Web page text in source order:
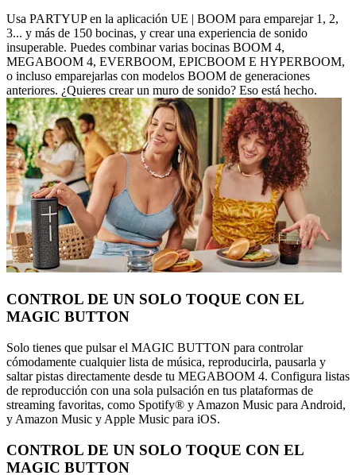
Usa PARTYUP en la aplicación UE | BOOM para emparejar 1, 2,
3... y más de 150 bocinas, y crear una experiencia de sonido
insuperable. Puedes combinar varias bocinas BOOM 4,
MEGABOOM 4, EVERBOOM, EPICBOOM E HYPERBOOM,
o incluso emparejarlas con modelos BOOM de generaciones
anteriores. ¿Quieres crear un muro de sonido? Eso está hecho.
CONTROL DE UN SOLO TOQUE CON EL
MAGIC BUTTON
Solo tienes que pulsar el MAGIC BUTTON para controlar
cómodamente cualquier lista de música, reproducirla, pausarla y
saltar pistas directamente desde tu MEGABOOM 4. Configura listas
de reproducción con una sola pulsación en tus plataformas de
streaming favoritas, como Spotify® y Amazon Music para Android,
y Amazon Music y Apple Music para iOS.
CONTROL DE UN SOLO TOQUE CON EL
MAGIC BUTTON